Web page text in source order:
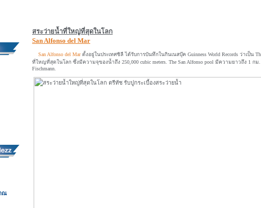
ณ
สระว่ายน้ำที่ใหญ่ที่สุดในโลก
San Alfonso del Mar
San Alfonso del Marตั้งอยู่ในประเทศชิลี ได้รับการบันทึกในกินเนสบุ๊ค Guinness World Records ว่าเป็น
ที่ใหญที่สุดในโลก ซึ่งมีความจุของน้ำถึง 250,000 cubic meters. The San Alfonso pool มีความยาวถึง 1 ก
Fischmann.